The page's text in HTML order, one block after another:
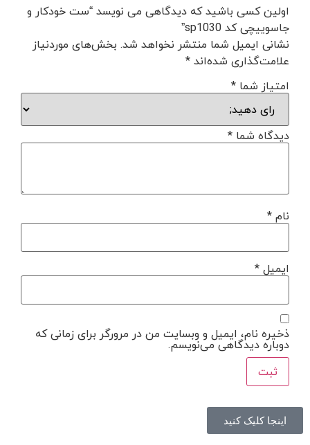
اولین کسی باشید که دیدگاهی می نویسد “ست خودکار و
جاسوییچی کد sp1030”
نشانی ایمیل شما منتشر نخواهد شد. بخش‌های موردنیاز
علامت‌گذاری شده‌اند*
امتیاز شما *
دیدگاه شما *
نام*
ایمیل*
ذخیره نام، ایمیل و وبسایت من در مرورگر برای زمانی که
دوباره دیدگاهی می‌نویسم.
اینجا کلیک کنید